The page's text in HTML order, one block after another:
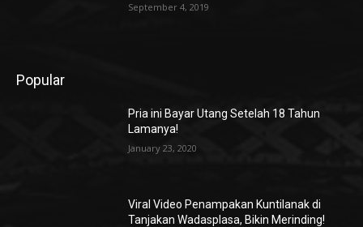
September 4, 2019
Popular
Pria ini Bayar Utang Setelah 18 Tahun
Lamanya!
January 23, 2020
Viral Video Penampakan Kuntilanak di
Tanjakan Wadasplasa, Bikin Merinding!